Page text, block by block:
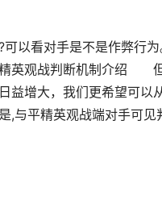
以看对手是不是作弊行
观战判断机制介绍 但
益增大，我们更希望可
,与平精英观战端对手可